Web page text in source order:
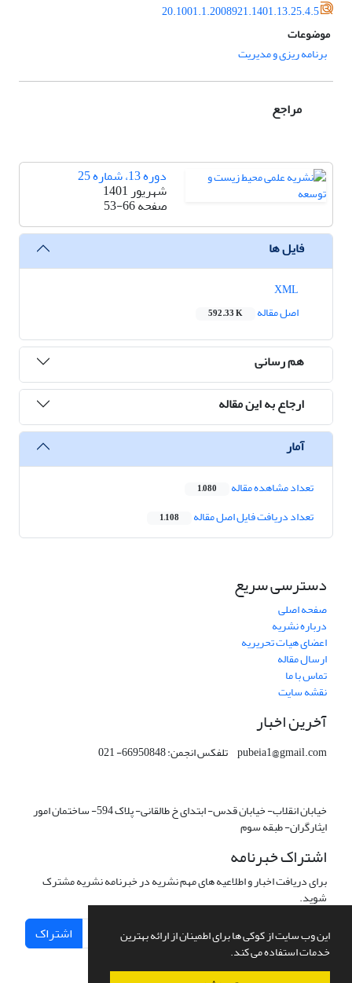
این وب سایت از کوکی ها برای اطمینان از ارائه بهترین
خدمات استفاده می کند.
20.1001.1.2008921.1401.13.25.4.5
موضوعات
برنامه ریزی و مدیریت
مراجع
دوره 13، شماره 25
شهریور 1401
صفحه53-66
فایل ها
اصل مقاله
592.33 K
هم رسانی
ارجاع به این مقاله
آمار
تعداد مشاهده مقاله 1,080
تعداد دریافت فایل اصل مقاله 1,108
دسترسی سریع
صفحه اصلی
درباره نشریه
اعضای هیات تحریریه
ارسال مقاله
تماس با ما
نقشه سایت
آخرین اخبار
pubeia1@gmail.com تلفکس انجمن: 66950848- 021
خیابان انقلاب- خیابان قدس- ابتدای خ طالقانی- پلاک 594- ساختمان امور
ایثارگران- طبقه سوم
اشتراک خبرنامه
برای دریافت اخبار و اطلاعیه های مهم نشریه در خبرنامه نشریه مشترک
شوید.
اشتراک